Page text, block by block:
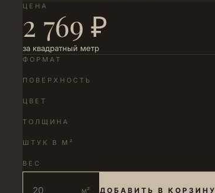
ЦЕНА
2 769 ₽
за квадратный метр
ФОРМАТ
ПОВЕРХНОСТЬ
ЦВЕТ
ТОЛЩИНА
ШТУК В М²
ВЕС
м² ДОБАВИТЬ В КОРЗИНУ